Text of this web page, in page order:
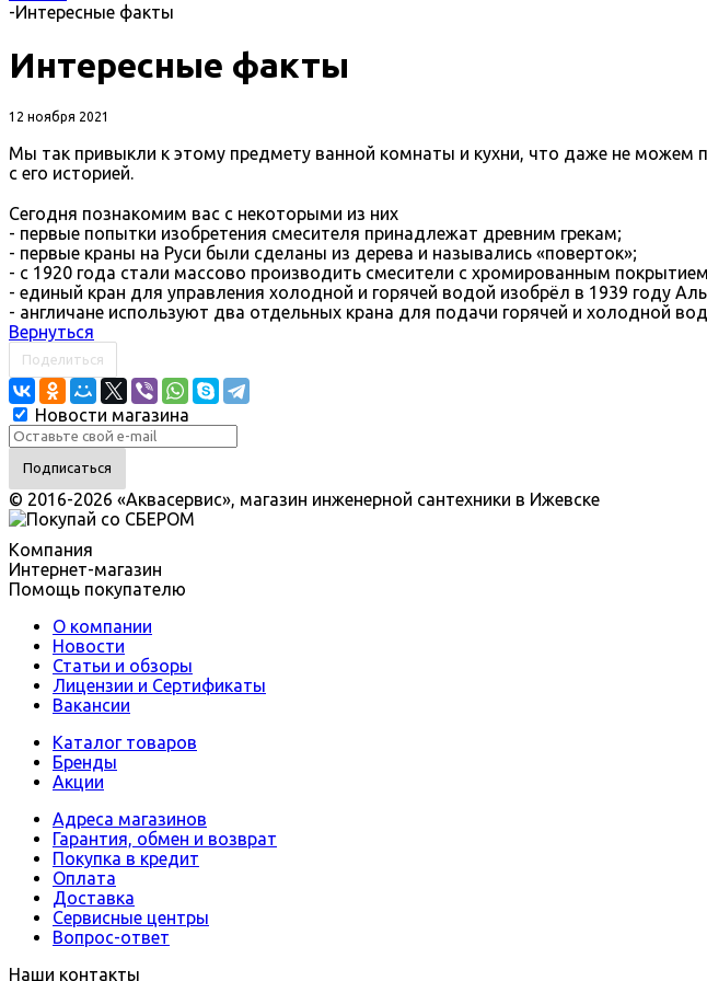
-Интересные факты
Интересные факты
12 ноября 2021
Мы так привыкли к этому предмету ванной комнаты и кухни, что даже не можем
с его историей.
Сегодня познакомим вас с некоторыми из них
- первые попытки изобретения смесителя принадлежат древним грекам;
- первые краны на Руси были сделаны из дерева и назывались «поверток»;
- с 1920 года стали массово производить смесители с хромированным
- единый кран для управления холодной и горячей водой изобрёл в 1939 году
- англичане используют два отдельных крана для подачи горячей и холодной
Вернуться
Поделиться
Новости магазина
© 2016-2026 «Аквасервис», магазин инженерной сантехники в Ижевске
Компания
Интернет-магазин
Помощь покупателю
О компании
Новости
Статьи и обзоры
Лицензии и Сертификаты
Вакансии
Каталог товаров
Бренды
Акции
Адреса магазинов
Гарантия, обмен и возврат
Покупка в кредит
Оплата
Доставка
Сервисные центры
Вопрос-ответ
Наши контакты